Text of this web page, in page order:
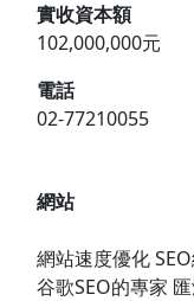
實收資本額
102,000,000元
電話
02-77210055
網站
網站速度優化
谷歌SEO的專家